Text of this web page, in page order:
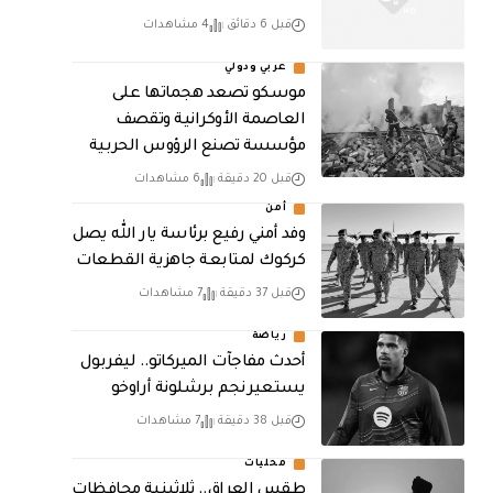
قبل 6 دقائق 4 مشاهدات
عربي ودولي
موسكو تصعد هجماتها على
العاصمة الأوكرانية وتقصف
مؤسسة تصنع الرؤوس الحربية
قبل 20 دقيقة 6 مشاهدات
أمن
وفد أمني رفيع برئاسة يار الله يصل
كركوك لمتابعة جاهزية القطعات
قبل 37 دقيقة 7 مشاهدات
رياضة
أحدث مفاجآت الميركاتو.. ليفربول
يستعير نجم برشلونة أراوخو
قبل 38 دقيقة 7 مشاهدات
محليات